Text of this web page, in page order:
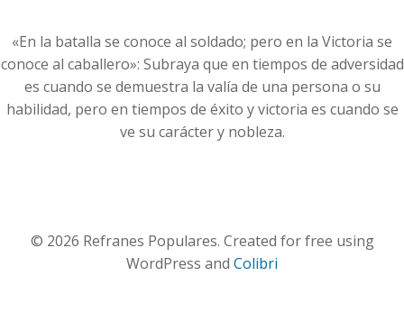
«En la batalla se conoce al soldado; pero en la Victoria se
conoce al caballero»: Subraya que en tiempos de adversidad
es cuando se demuestra la valía de una persona o su
habilidad, pero en tiempos de éxito y victoria es cuando se
ve su carácter y nobleza.
© 2026 Refranes Populares. Created for free using
WordPress and Colibri